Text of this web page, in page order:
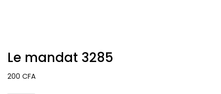
Le mandat 3285
200 CFA